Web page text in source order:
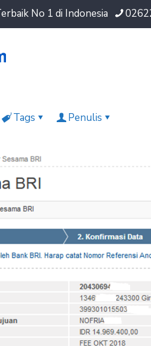
No 1 di Indonesia
Tags Penulis